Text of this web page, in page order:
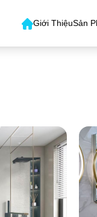
Giới ThiệuSản